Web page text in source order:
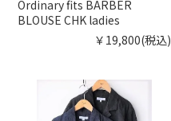
Ordinary fits BARBER
BLOUSE CHK ladies
￥19,800(税込)